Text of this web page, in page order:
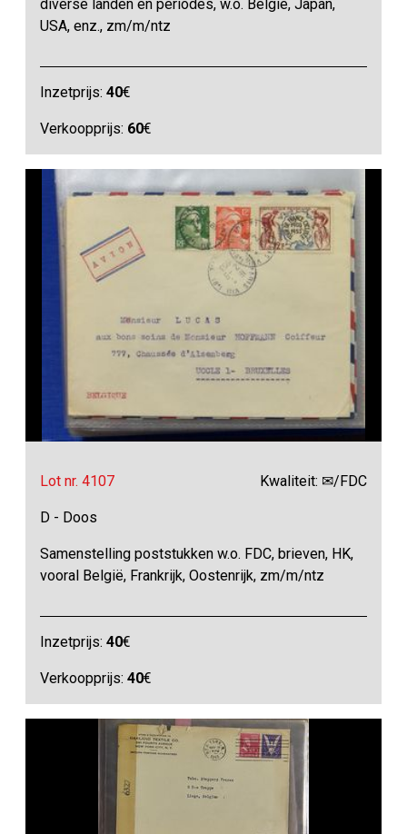
diverse landen en periodes, w.o. België, Japan,
USA, enz., zm/m/ntz
Inzetprijs:40€
Verkoopprijs: 60€
Lot nr. 4107 Kwaliteit: ✉/FDC
D - Doos
Samenstelling poststukken w.o. FDC, brieven, HK,
vooral België, Frankrijk, Oostenrijk, zm/m/ntz
Inzetprijs:40€
Verkoopprijs:40€